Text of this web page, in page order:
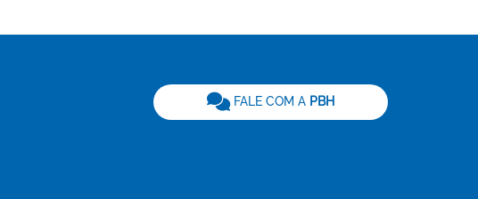
FALE COM A PBH